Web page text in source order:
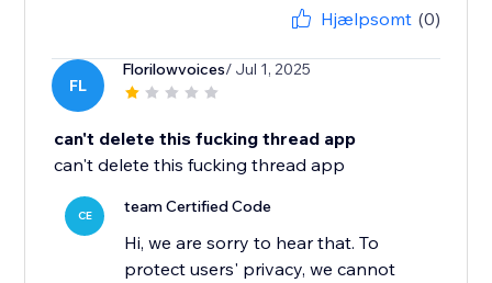
Hjælpsomt (0)
FL
Florilowvoices/ Jul 1, 2025
can't delete this fucking thread app
can't delete this fucking thread app
CE team Certified Code
Hi, we are sorry to hear that. To
protect users' privacy, we cannot